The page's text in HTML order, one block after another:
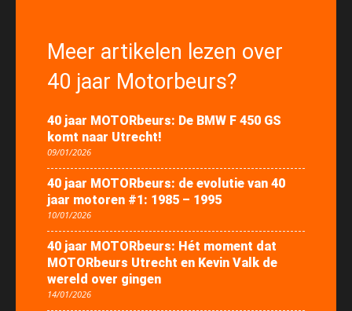
Meer artikelen lezen over
40 jaar Motorbeurs?
40 jaar MOTORbeurs: De BMW F 450 GS
komt naar Utrecht!
09/01/2026
40 jaar MOTORbeurs: de evolutie van 40
jaar motoren #1: 1985 – 1995
10/01/2026
40 jaar MOTORbeurs: Hét moment dat
MOTORbeurs Utrecht en Kevin Valk de
wereld over gingen
14/01/2026